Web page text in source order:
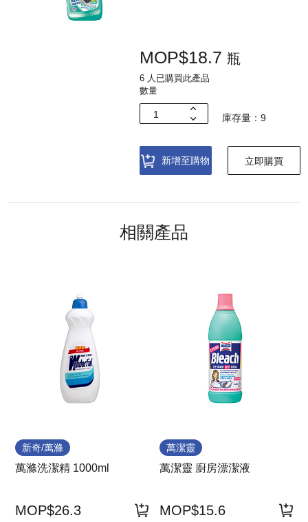
聯絡我們
MOP$18.7 瓶
6 人已購買此產品
數量
庫存量：9
新增至購物 立即購買
相關產品
新奇/萬滌
萬滌洗潔精 1000ml
MOP$26.3
萬潔靈
萬潔靈 廚房漂潔液
MOP$15.6